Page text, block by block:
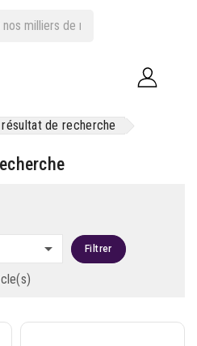
de recherche
 Filtrer